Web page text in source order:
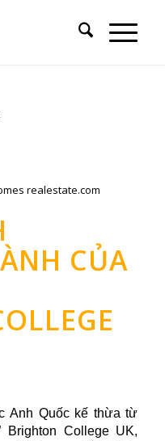
CỦA
Anh Quốc kế thừa từ
Brighton College UK,